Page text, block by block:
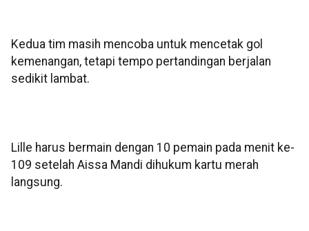
Kedua tim masih mencoba untuk mencetak gol
kemenangan, tetapi tempo pertandingan berjalan
sedikit lambat.
Lille harus bermain dengan 10 pemain pada menit ke-
109 setelah Aissa Mandi dihukum kartu merah
langsung.